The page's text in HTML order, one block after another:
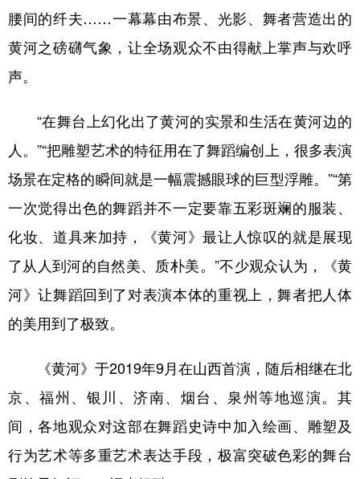
腰间的纤夫……一幕幕由布景、光影、舞者营造出的
黄河之磅礴气象，让全场观众不由得献上掌声与欢呼
声。
“在舞台上幻化出了黄河的实景和生活在黄河边的
人。”“把雕塑艺术的特征用在了舞蹈编创上，很多表演
场景在定格的瞬间就是一幅震撼眼球的巨型浮雕。”“第
一次觉得出色的舞蹈并不一定要靠五彩斑斓的服装、
化妆、道具来加持，《黄河》最让人惊叹的就是展现
了从人到河的自然美、质朴美。”不少观众认为，《黄
河》让舞蹈回到了对表演本体的重视上，舞者把人体
的美用到了极致。
《黄河》于2019年9月在山西首演，随后相继在北
京、福州、银川、济南、烟台、泉州等地巡演。其
间，各地观众对这部在舞蹈史诗中加入绘画、雕塑及
行为艺术等多重艺术表达手段，极富突破色彩的舞台